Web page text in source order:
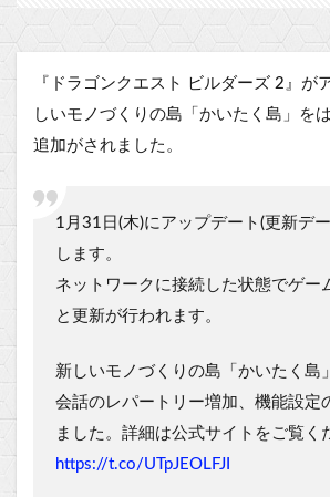
『ドラゴンクエスト ビルダーズ 2』が
しいモノづくりの島「かいたく島」を
追加がされました。
1月31日(木)にアップデート(更新デ
します。
ネットワークに接続した状態でゲー
と更新が行われます。
新しいモノづくりの島「かいたく島
会話のレパートリー増加、機能設定
ました。詳細は公式サイトをご覧く
https://t.co/UTpJEOLFJI